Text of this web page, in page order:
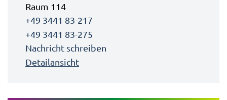
Raum 114
+49 3441 83-217
+49 3441 83-275
Nachricht schreiben
Detailansicht